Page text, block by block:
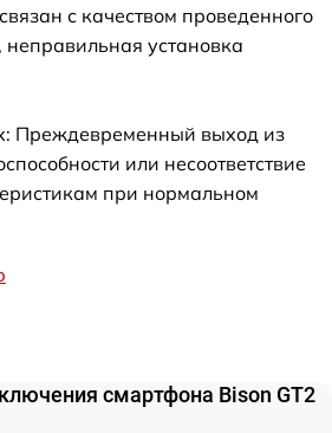
с качеством проведенного
установка
Преждевременный выход из
или несоответствие
при нормальном
смартфона Bison GT2